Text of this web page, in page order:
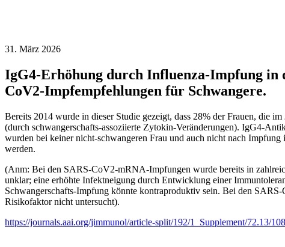
31. März 2026
IgG4-Erhöhung durch Influenza-Impfung in
CoV2-Impfempfehlungen für Schwangere.
Bereits 2014 wurde in dieser Studie gezeigt, dass 28% der Frauen, die im
(durch schwangerschafts-assoziierte Zytokin-Veränderungen). IgG4-
wurden bei keiner nicht-schwangeren Frau und auch nicht nach
werden.
(Anm: Bei den SARS-CoV2-mRNA-Impfungen wurde bereits in
unklar; eine erhöhte Infektneigung durch Entwicklung einer
Schwangerschafts-Impfung könnte kontraproduktiv sein. Bei den
Risikofaktor nicht untersucht).
https://journals.aai.org/jimmunol/article-split/192/1_Supplement/72.13/